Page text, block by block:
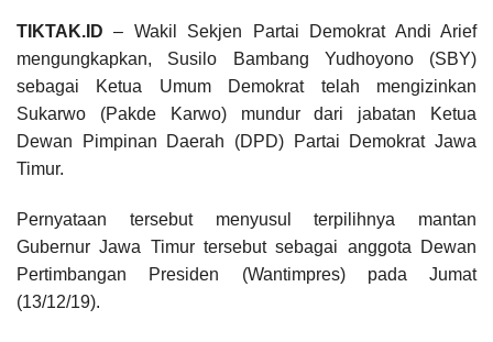
TIKTAK.ID – Wakil Sekjen Partai Demokrat Andi Arief
mengungkapkan, Susilo Bambang Yudhoyono (SBY)
sebagai Ketua Umum Demokrat telah mengizinkan
Sukarwo (Pakde Karwo) mundur dari jabatan Ketua
Dewan Pimpinan Daerah (DPD) Partai Demokrat Jawa
Timur.
Pernyataan tersebut menyusul terpilihnya mantan
Gubernur Jawa Timur tersebut sebagai anggota Dewan
Pertimbangan Presiden (Wantimpres) pada Jumat
(13/12/19).